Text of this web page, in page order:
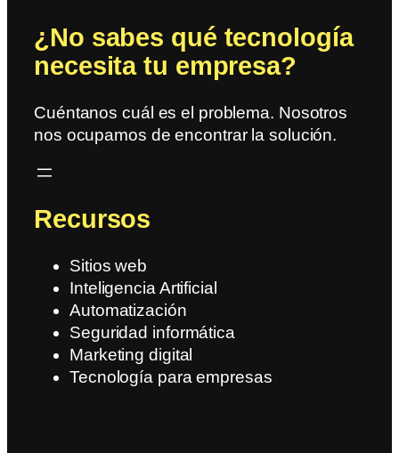
¿No sabes qué tecnología
necesita tu empresa?
Cuéntanos cuál es el problema. Nosotros
nos ocupamos de encontrar la solución.
Recursos
Sitios web
Inteligencia Artificial
Automatización
Seguridad informática
Marketing digital
Tecnología para empresas